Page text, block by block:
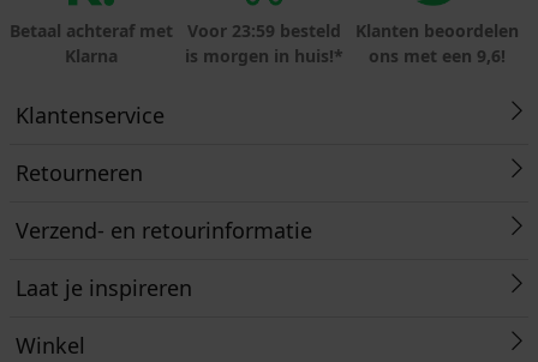
Betaal achteraf met
Klarna
Voor 23:59 besteld
is morgen in huis!*
Klanten beoordelen
ons met een 9,6!
Klantenservice
Retourneren
Verzend- en retourinformatie
Laat je inspireren
Winkel